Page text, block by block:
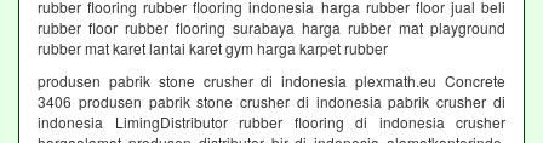
rubber flooring rubber flooring indonesia harga rubber floor jual beli
rubber floor rubber flooring surabaya harga rubber mat playground
rubber mat karet lantai karet gym harga karpet rubber
produsen pabrik stone crusher di indonesia plexmath.eu Concrete
3406 produsen pabrik stone crusher di indonesia pabrik crusher di
indonesia LimingDistributor rubber flooring di indonesia crusher